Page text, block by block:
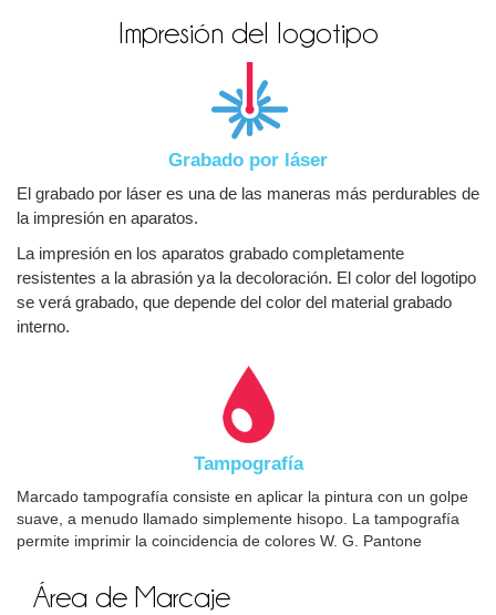
Impresión del logotipo
Grabado por láser
El grabado por láser es una de las maneras más perdurables de
la impresión en aparatos.
La impresión en los aparatos grabado completamente
resistentes a la abrasión ya la decoloración. El color del logotipo
se verá grabado, que depende del color del material grabado
interno.
Tampografía
Marcado tampografía consiste en aplicar la pintura con un golpe
suave, a menudo llamado simplemente hisopo. La tampografía
permite imprimir la coincidencia de colores W. G. Pantone
Área de Marcaje